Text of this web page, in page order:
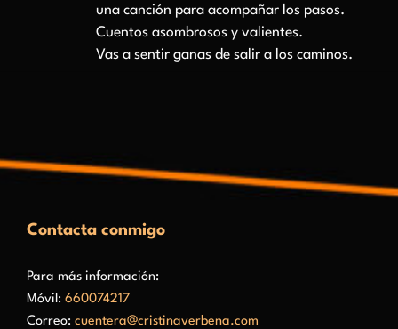
una canción para acompañar los pasos.
Cuentos asombrosos y valientes.
Vas a sentir ganas de salir a los caminos.
Contacta conmigo
Para más información:
Móvil: 660074217
Correo: cuentera@cristinaverbena.com